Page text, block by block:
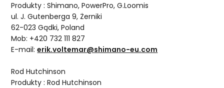
Produkty : Shimano, PowerPro, G.Loomis
ul. J. Gutenberga 9, Żerniki
62-023 Gądki, Poland
Mob: +420 732 111 827
E-mail:erik.voltemar@shimano-eu.com
Rod Hutchinson
Produkty : Rod Hutchinson